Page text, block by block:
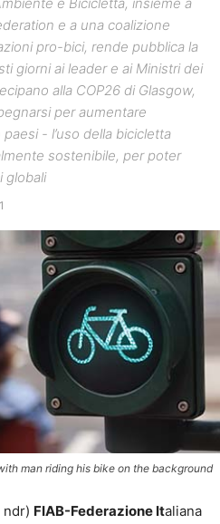
e a una coalizione
pro-bici, rende pubblica la
giorni ai leader e ai Ministri dei
alla COP26 di Glasgow,
per aumentare
- l’uso della bicicletta
sostenibile, per poter
globali
man riding his bike on the background
ndr) FIAB-Federazione Italiana